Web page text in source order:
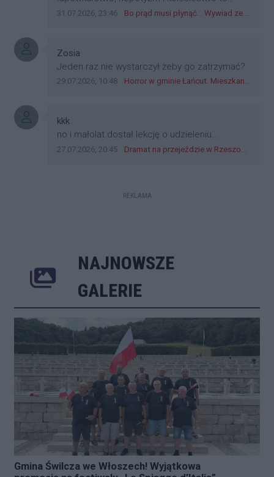
norma w pge dystrybucja rzeszów, takie ***e
zagorzali pisowcy
Data dodania komentarza:
31.07.2026, 23:46 Źródło komentarza:
Bo prąd musi płynąć... Wywiad ze Zbigniewem Możdżeniem - Dyrektorem Generalnym Oddziału PGE Dystrybucja w Rzeszowie
Autor komentarza:
Zosia
Treść komentarza:
Jeden raz nie wystarczył żeby go zatrzymać?
Data dodania komentarza:
29.07.2026, 10:48 Źródło komentarza:
Horror w gminie Łańcut. Mieszkaniec Rzeszowa terroryzował rodzinę nożem i zaatakował policjantów! [VIDEO]
Autor komentarza:
kkk
Treść komentarza:
no i małolat dostał lekcję o udzieleniu
pierwszeństwa
Data dodania komentarza:
27.07.2026, 20:45 Źródło komentarza:
Dramat na przejeździe w Rzeszowie. 16-latek na hulajnodze wjechał wprost pod szynobus
REKLAMA
NAJNOWSZE
GALERIE
Gmina Świlcza we Włoszech! Wyjątkowa